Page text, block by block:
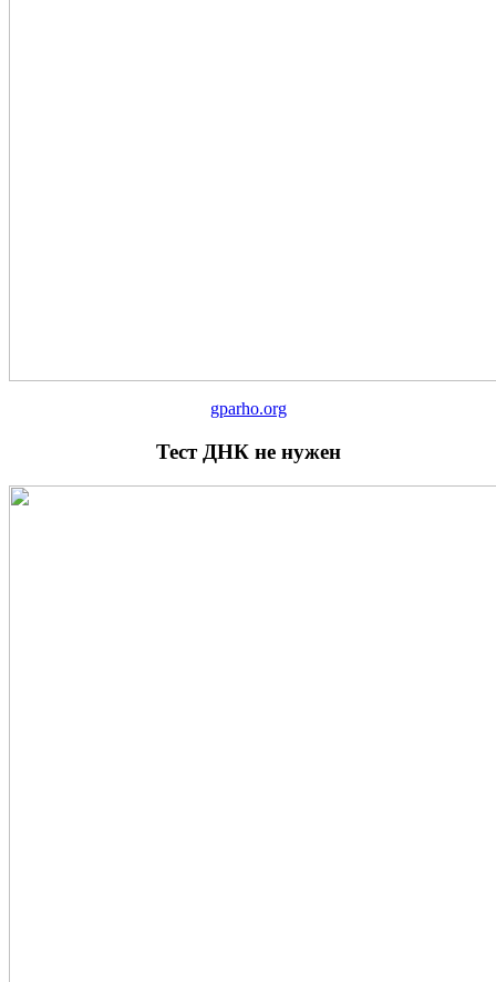
gparho.org
Тест ДНК не нужен